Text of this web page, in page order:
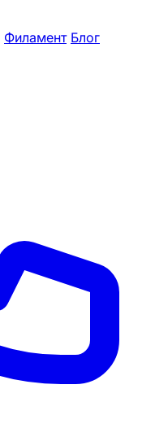
Филамент Блог